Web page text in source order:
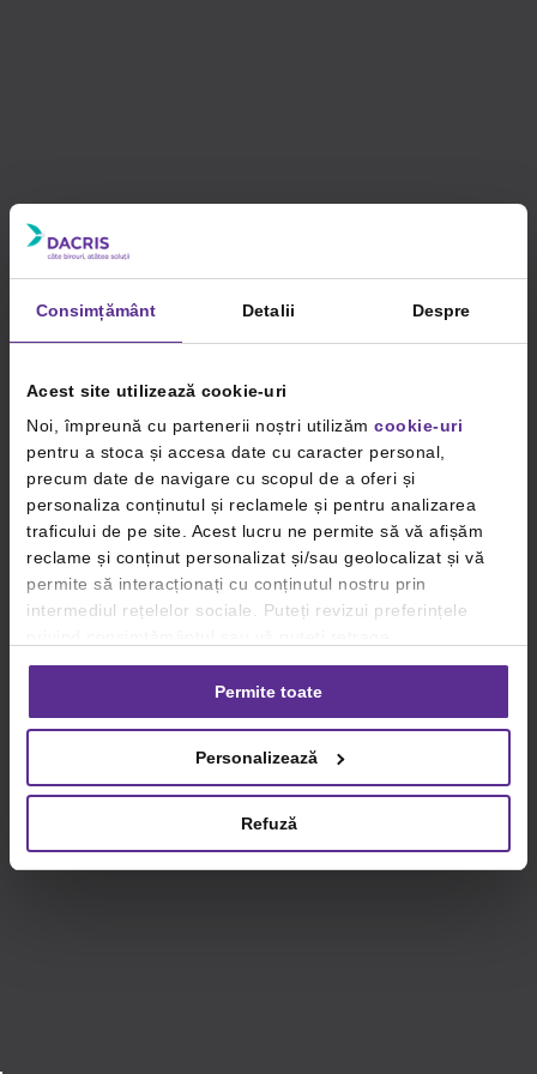
Consimțământ Detalii Despre
Acest site utilizează cookie-uri
Noi, împreună cu partenerii noștri utilizăm cookie-uri
pentru a stoca și accesa date cu caracter personal,
precum date de navigare cu scopul de a oferi și
personaliza conținutul și reclamele și pentru analizarea
traficului de pe site. Acest lucru ne permite să vă afișăm
reclame și conținut personalizat și/sau geolocalizat și vă
permite să interacționați cu conținutul nostru prin
intermediul rețelelor sociale. Puteți revizui preferințele
consimțământul oricând, făcând click pe linkul către
setările dvs. de cookie-uri.
privind utilizarea modulelor cookie.Detalii
Permite toate
Personalizează
Refuză